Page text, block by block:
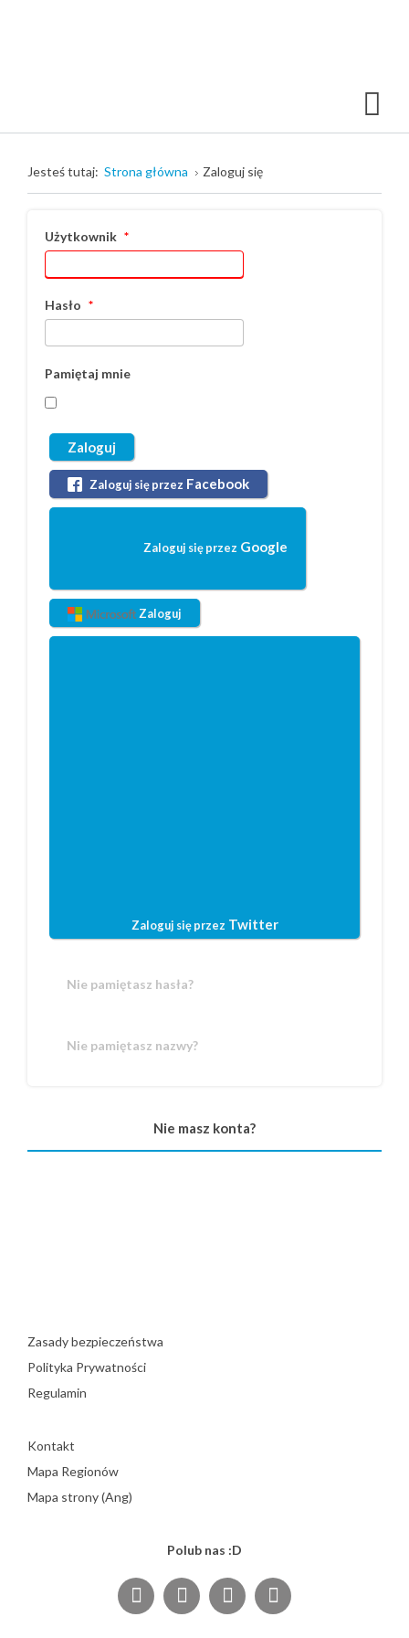
Jesteś tutaj: Strona główna Zaloguj się
Użytkownik *
Hasło *
Pamiętaj mnie
Zaloguj
Zaloguj się przez Facebook
Zaloguj się przez Google
Zaloguj
Zaloguj się przez Twitter
Nie pamiętasz hasła?
Nie pamiętasz nazwy?
Nie masz konta?
Zasady bezpieczeństwa
Polityka Prywatności
Regulamin
Kontakt
Mapa Regionów
Mapa strony (Ang)
Polub nas :D